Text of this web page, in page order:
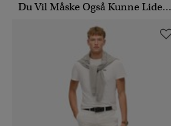
Du Vil Måske Også Kunne Lide...